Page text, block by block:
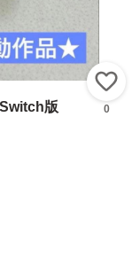
版
0